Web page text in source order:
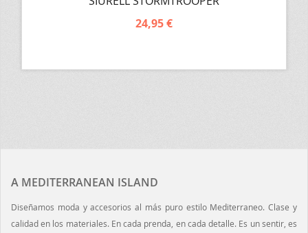
24,95 €
A MEDITERRANEAN ISLAND
Diseñamos moda y accesorios al más puro estilo Mediterraneo. Clase y
calidad en los materiales. En cada prenda, en cada detalle. Es un sentir, es